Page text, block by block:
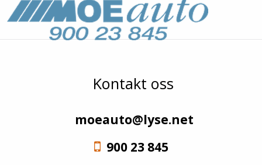
Kontakt oss
moeauto@lyse.net
900 23 845